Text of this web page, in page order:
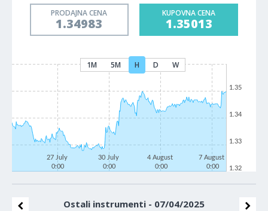
PRODAJNA CENA
1.34983
KUPOVNA CENA
1.35013
1M 5M H D W
27 July
0:00
30 July
0:00
4 August
0:00
7 August
0:00
1.32
1.33
1.34
1.35
Ostali instrumenti - 07/04/2025